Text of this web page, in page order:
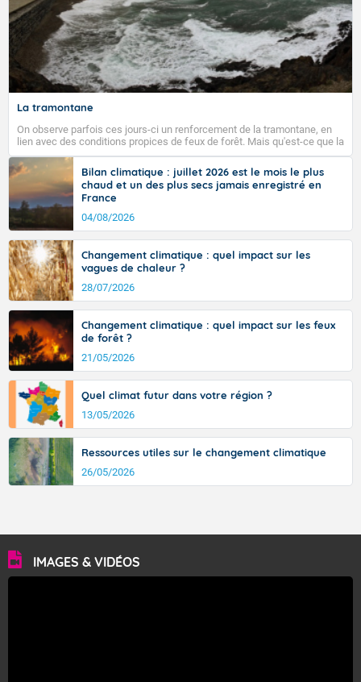
Fermer
La tramontane
On observe parfois ces jours-ci un renforcement de la tramontane, en
lien avec des conditions propices de feux de forêt. Mais qu'est-ce que la
tramontane ? Quelles sont ses caractéristiques ? La tramontane est un
vent turbulent soufflant de secteur nord-ouest à nord, ou ouest à nord-
ouest, dans un secteur qui part du Roussillon à la vallée de l’Aude et à
l’ouest de l’Hérault. L’étymologie de ce vent vient du latin trasmontanus,
signifiant au-delà des monts, en allusion aux régions montagneuses
d’où provient ce vent.
Bilan climatique : juillet 2026 est le mois le plus
chaud et un des plus secs jamais enregistré en
France
04/08/2026
Changement climatique : quel impact sur les
vagues de chaleur ?
28/07/2026
Changement climatique : quel impact sur les feux
de forêt ?
21/05/2026
Quel climat futur dans votre région ?
13/05/2026
Ressources utiles sur le changement climatique
26/05/2026
IMAGES & VIDÉOS